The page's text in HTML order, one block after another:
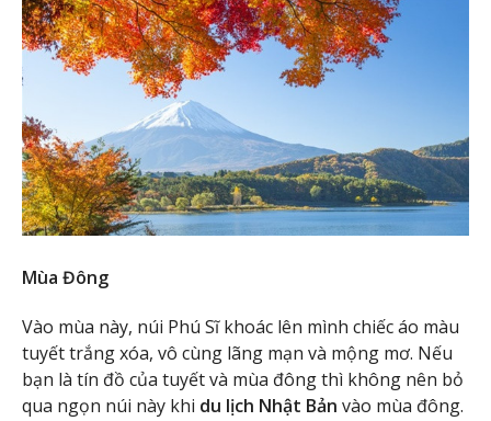
Mùa Đông
Vào mùa này, núi Phú Sĩ khoác lên mình chiếc áo màu
tuyết trắng xóa, vô cùng lãng mạn và mộng mơ. Nếu
bạn là tín đồ của tuyết và mùa đông thì không nên bỏ
qua ngọn núi này khi du lịch Nhật Bản vào mùa đông.